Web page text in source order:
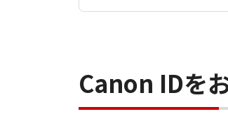
Canon IDを